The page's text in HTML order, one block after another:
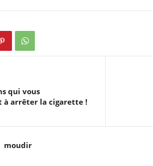
qui vous
à arrêter la cigarette !
moudir